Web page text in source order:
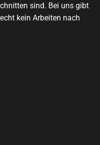
sind. Bei uns gibt
kein Arbeiten nach